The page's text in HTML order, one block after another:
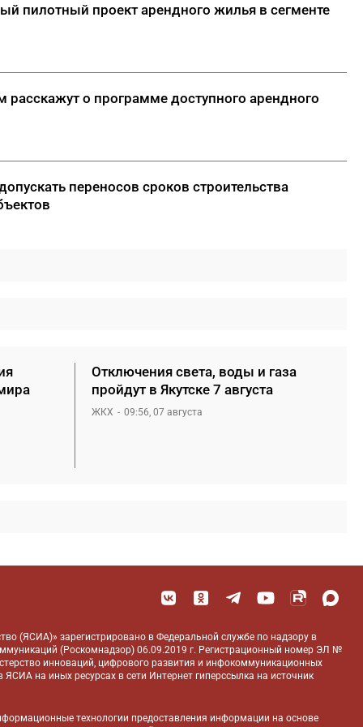
пилотный проект арендного жилья в сегменте
расскажут о программе доступного арендного
переносов сроков строительства
Отключения света, воды и газа
пройдут в Якутске 7 августа
ЖКХ 09:56, 07 августа
(ЯСИА)» зарегистрировано в Федеральной службе по надзору в
(Роскомнадзор) 06.09.2019 г. Регистрационный номер ЭЛ №
инноваций, цифрового развития и инфокоммуникационных
на иных ресурсах в сети Интернет гиперссылка на источник
технологии предоставления информации на основе